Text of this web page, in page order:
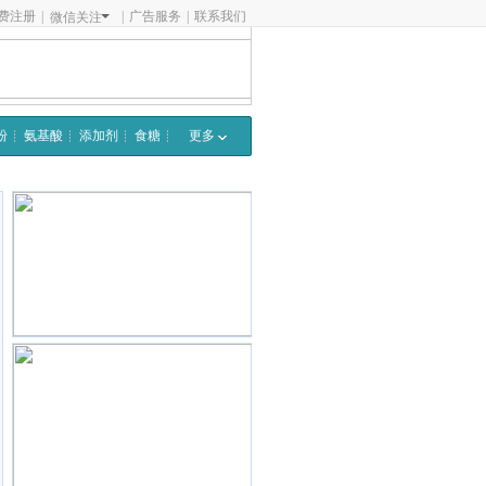
注册 微信关注 广告服务 联系我们
氨基酸 添加剂 食糖 更多